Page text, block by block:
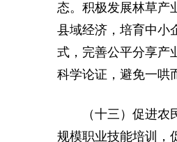
态。积极发展林草产
县域经济，培育中小
式，完善公平分享产
科学论证，避免一哄
（十三）促进
规模职业技能培训，